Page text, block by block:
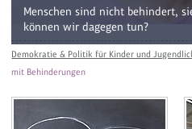
Menschen sind nicht behindert,
können wir dagegen tun?
Demokratie & Politik für Kinder und
mit Behinderungen